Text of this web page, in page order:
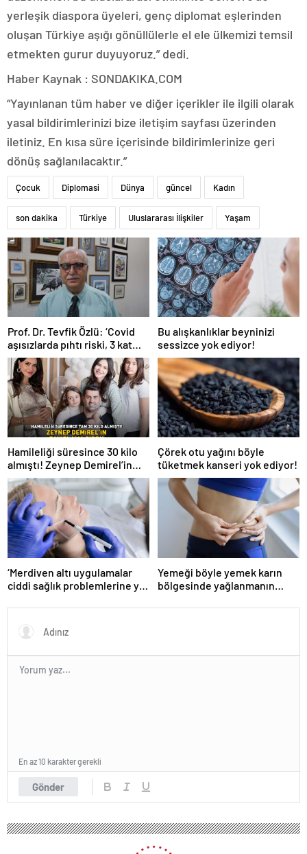
yerleşik diaspora üyeleri, genç diplomat eşlerinden
oluşan Türkiye aşığı gönüllülerle el ele ülkemizi temsil
etmekten gurur duyuyoruz.” dedi.
Haber Kaynak : SONDAKIKA.COM
“Yayınlanan tüm haber ve diğer içerikler ile ilgili olarak
yasal bildirimlerinizi bize iletişim sayfası üzerinden
iletiniz. En kısa süre içerisinde bildirimlerinize geri
dönüş sağlanılacaktır.”
Çocuk Diplomasi Dünya güncel Kadın
son dakika Türkiye Uluslararası İlişkiler Yaşam
Prof. Dr. Tevfik Özlü: ‘Covid
aşısızlarda pıhtı riski, 3 kat
daha fazla’
Bu alışkanlıklar beyninizi
sessizce yok ediyor!
Hamileliği süresince 30 kilo
almıştı! Zeynep Demirel’in
zayıflama sırrı! MUCİZEVİ
ETKİ!
Çörek otu yağını böyle
tüketmek kanseri yok ediyor!
‘Merdiven altı uygulamalar
ciddi sağlık problemlerine yol
Yemeği böyle yemek karın
bölgesinde yağlanmanın
Gönder
En az 10 karakter gerekli